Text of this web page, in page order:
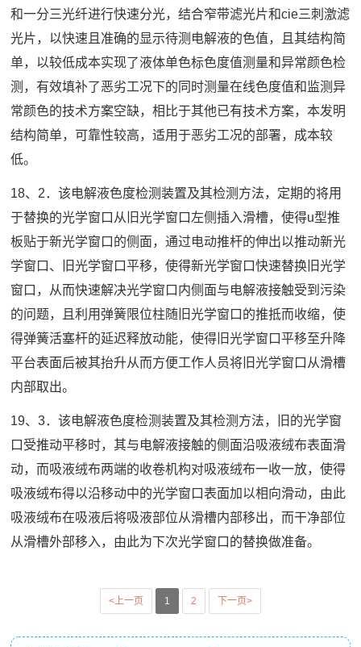
和一分三光纤进行快速分光，结合窄带滤光片和cie三刺激滤
光片，以快速且准确的显示待测电解液的色值，且其结构简
单，以较低成本实现了液体单色标色度值测量和异常颜色检
测，有效填补了恶劣工况下的同时测量在线色度值和监测异
常颜色的技术方案空缺，相比于其他已有技术方案，本发明
结构简单，可靠性较高，适用于恶劣工况的部署，成本较
低。
18、2．该电解液色度检测装置及其检测方法，定期的将用
于替换的光学窗口从旧光学窗口左侧插入滑槽，使得u型推
板贴于新光学窗口的侧面，通过电动推杆的伸出以推动新光
学窗口、旧光学窗口平移，使得新光学窗口快速替换旧光学
窗口，从而快速解决光学窗口内侧面与电解液接触受到污染
的问题，且利用弹簧限位柱随旧光学窗口的推抵而收缩，使
得弹簧活塞杆的延迟释放动能，使得旧光学窗口平移至升降
平台表面后被其抬升从而方便工作人员将旧光学窗口从滑槽
内部取出。
19、3．该电解液色度检测装置及其检测方法，旧的光学窗
口受推动平移时，其与电解液接触的侧面沿吸液绒布表面滑
动，而吸液绒布两端的收卷机构对吸液绒布一收一放，使得
吸液绒布得以沿移动中的光学窗口表面加以相向滑动，由此
吸液绒布在吸液后将吸液部位从滑槽内部移出，而干净部位
从滑槽外部移入，由此为下次光学窗口的替换做准备。
<上一页 1 2 下一页>